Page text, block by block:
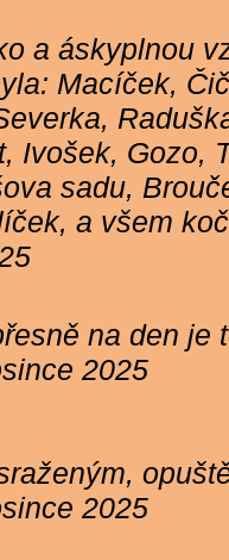
a áskyplnou
Macíček,
Ivošek, Gozo,
sadu,
a všem
na den je
2025
2025